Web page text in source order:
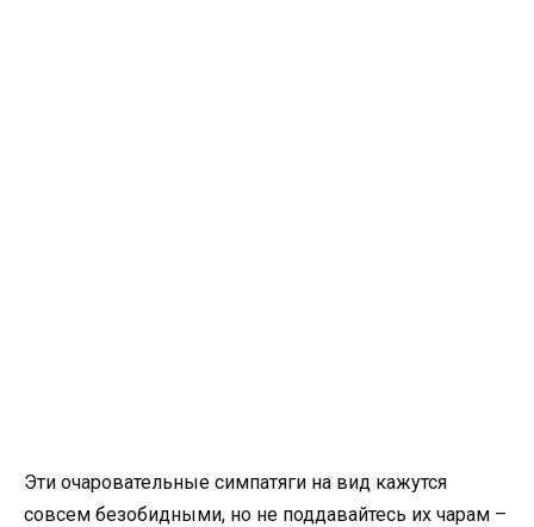
Эти очаровательные симпатяги на вид кажутся
совсем безобидными, но не поддавайтесь их чарам –